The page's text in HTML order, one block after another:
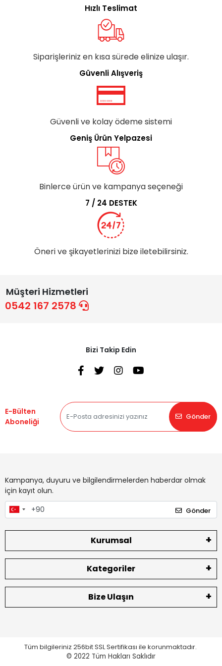
Hızlı Teslimat
Siparişleriniz en kısa sürede elinize ulaşır.
Güvenli Alışveriş
Güvenli ve kolay ödeme sistemi
Geniş Ürün Yelpazesi
Binlerce ürün ve kampanya seçeneği
7 / 24 DESTEK
Öneri ve şikayetlerinizi bize iletebilirsiniz.
Müşteri Hizmetleri
0542 167 2578
Bizi Takip Edin
E-Bülten
Aboneliği
Gönder
Kampanya, duyuru ve bilgilendirmelerden haberdar olmak
için kayıt olun.
Gönder
Kurumsal
Kategoriler
Bize Ulaşın
Tüm bilgileriniz 256bit SSL Sertifikası ile korunmaktadır.
© 2022 Tüm Hakları Saklıdır